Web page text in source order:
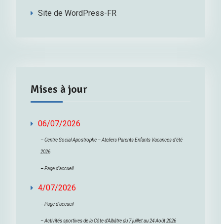
Site de WordPress-FR
Mises à jour
06/07/2026
–Centre Social Apostrophe – Ateliers Parents Enfants Vacances d’été
2026
–Page d’accueil
4/07/2026
–Page d’accueil
–Activités sportives de la Côte d’Albâtre du 7 juillet au 24 Août 2026